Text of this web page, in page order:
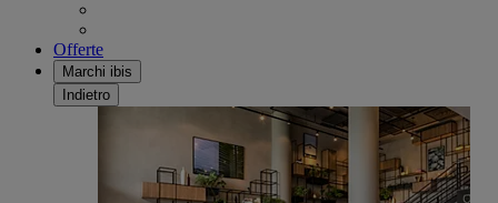
Offerte
Marchi ibis
Indietro